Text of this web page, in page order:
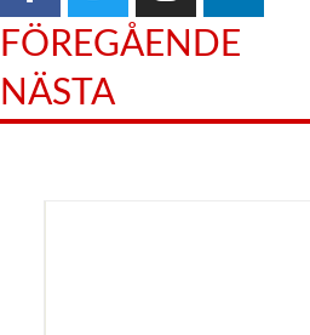
FÖREGÅENDE
NÄSTA